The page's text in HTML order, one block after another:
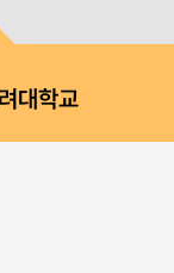
대학교